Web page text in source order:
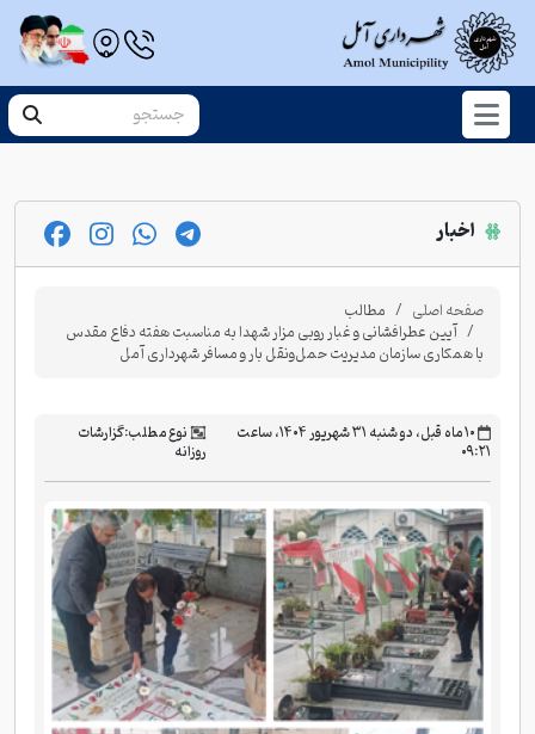
اخبار
صفحه اصلی مطالب
آیین عطرافشانی و غبار روبی مزار شهدا به مناسبت هفته دفاع مقدس
با همکاری سازمان مدیریت حمل‌ونقل بار و مسافر شهرداری آمل
‫۱۰ ماه قبل، دو شنبه ۳۱ شهریور ۱۴۰۴، ساعت
۰۹:۲۱
نوع مطلب:گزارشات
روزانه